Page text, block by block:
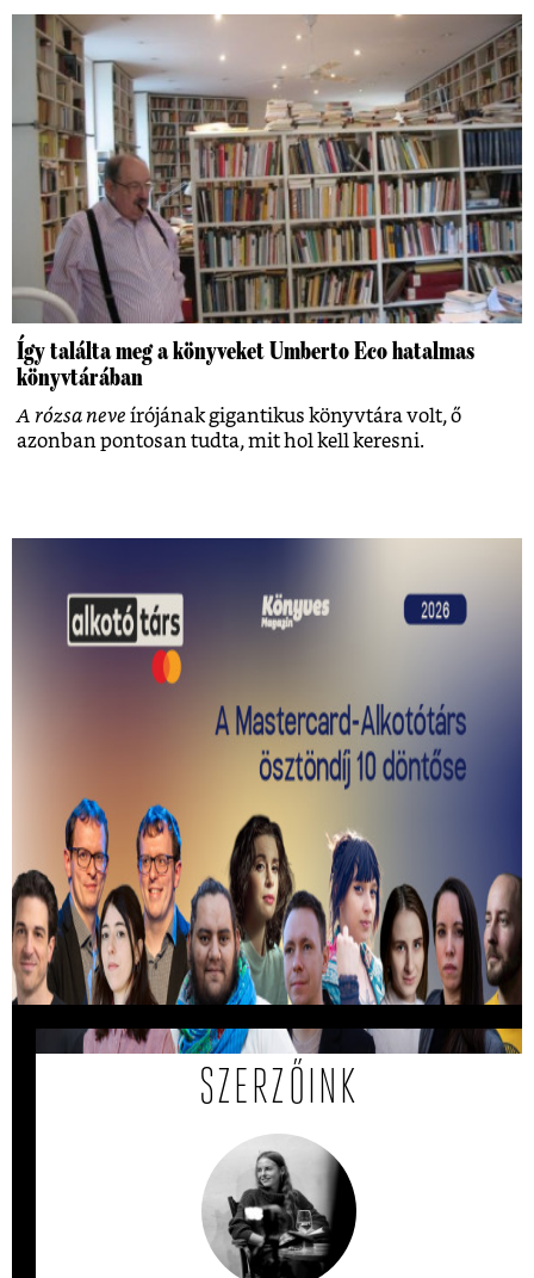
Így találta meg a könyveket Umberto Eco hatalmas
könyvtárában
A rózsa neve írójának gigantikus könyvtára volt, ő
azonban pontosan tudta, mit hol kell keresni.
Kiválasztották a 2026-os Mastercard -
Alkotótárs ösztöndíj 10 döntősét!
Közülük kerül ki a két győztes.
SZERZŐINK